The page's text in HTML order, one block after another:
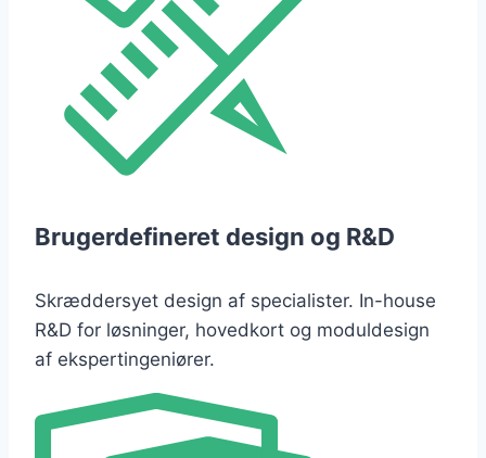
Brugerdefineret design og R&D
Skræddersyet design af specialister. In-house
R&D for løsninger, hovedkort og moduldesign
af ekspertingeniører.